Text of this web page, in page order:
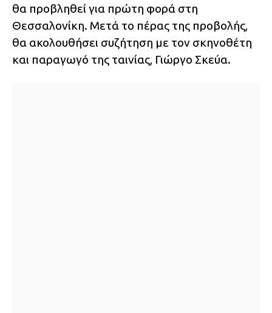
θα προβληθεί για πρώτη φορά στη
Θεσσαλονίκη. Μετά το πέρας της προβολής,
θα ακολουθήσει συζήτηση με τον σκηνοθέτη
και παραγωγό της ταινίας, Γιώργο Σκεύα.